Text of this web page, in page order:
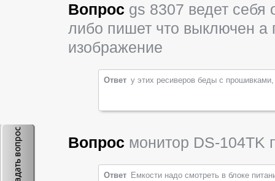
Вопрос gs 8307 ведет себя
либо пишет что выключен а
изображение
Ответ у этих ресиверов беды с
Вопрос монитор DS-104TK
Ответ Емкости надо смотреть в блоке